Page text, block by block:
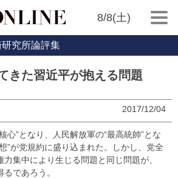
8/8(土)
究所論評集
きた習近平が抱える問題
2017/12/04
心”となり、人民解放軍の“最高統帥”とな
”が党規約に盛り込まれた。しかし、党全
集中により生じる問題と同じ問題が、
であろう。